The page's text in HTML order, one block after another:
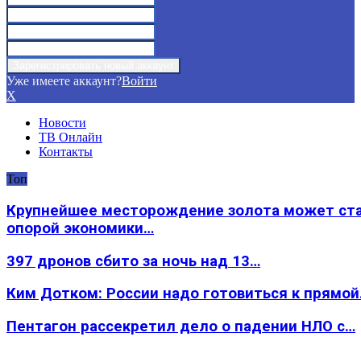
Уже имеете аккаунт?Войти
X
Новости
ТВ Онлайн
Контакты
Топ
Крупнейшее месторождение золота может
опорой экономики…
397 дронов сбито за ночь над 13…
Ким Дотком: России надо готовиться к
Пентагон рассекретил дело о падении НЛО с…